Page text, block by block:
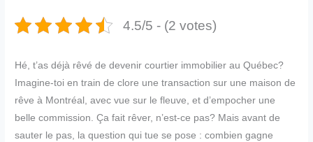
4.5/5 - (2 votes)
Hé, t’as déjà rêvé de devenir courtier immobilier au Québec?
Imagine-toi en train de clore une transaction sur une maison de
rêve à Montréal, avec vue sur le fleuve, et d’empocher une
belle commission. Ça fait rêver, n’est-ce pas? Mais avant de
sauter le pas, la question qui tue se pose : combien gagne